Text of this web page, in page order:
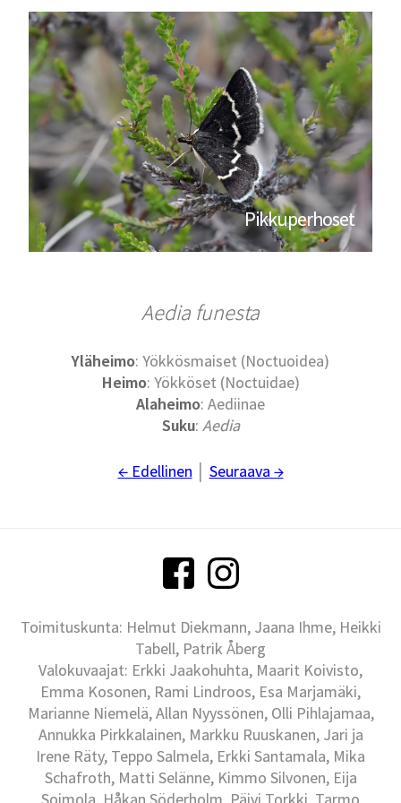
Pikkuperhoset
Aedia funesta
Yläheimo: Yökkösmaiset (Noctuoidea)
Heimo: Yökköset (Noctuidae)
Alaheimo: Aediinae
Suku: Aedia
← Edellinen Seuraava →
Toimituskunta: Helmut Diekmann, Jaana Ihme, Heikki
Tabell, Patrik Åberg
Valokuvaajat: Erkki Jaakohuhta, Maarit Koivisto,
Emma Kosonen, Rami Lindroos, Esa Marjamäki,
Marianne Niemelä, Allan Nyyssönen, Olli Pihlajamaa,
Annukka Pirkkalainen, Markku Ruuskanen, Jari ja
Irene Räty, Teppo Salmela, Erkki Santamala, Mika
Schafroth, Matti Selänne, Kimmo Silvonen, Eija